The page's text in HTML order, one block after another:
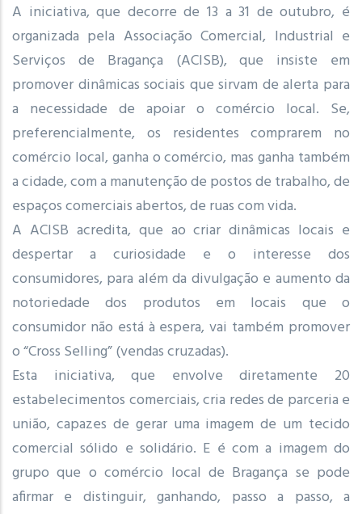
A iniciativa, que decorre de 13 a 31 de outubro, é
organizada pela Associação Comercial, Industrial e
Serviços de Bragança (ACISB), que insiste em
promover dinâmicas sociais que sirvam de alerta para
a necessidade de apoiar o comércio local. Se,
preferencialmente, os residentes comprarem no
comércio local, ganha o comércio, mas ganha também
a cidade, com a manutenção de postos de trabalho, de
espaços comerciais abertos, de ruas com vida.
A ACISB acredita, que ao criar dinâmicas locais e
despertar a curiosidade e o interesse dos
consumidores, para além da divulgação e aumento da
notoriedade dos produtos em locais que o
consumidor não está à espera, vai também promover
o “Cross Selling” (vendas cruzadas).
Esta iniciativa, que envolve diretamente 20
estabelecimentos comerciais, cria redes de parceria e
união, capazes de gerar uma imagem de um tecido
comercial sólido e solidário. E é com a imagem do
grupo que o comércio local de Bragança se pode
afirmar e distinguir, ganhando, passo a passo, a